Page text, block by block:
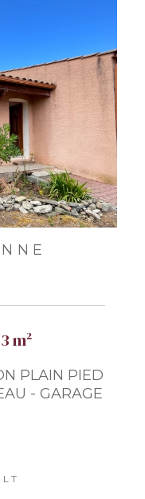
m²
PLAIN PIED
- GARAGE